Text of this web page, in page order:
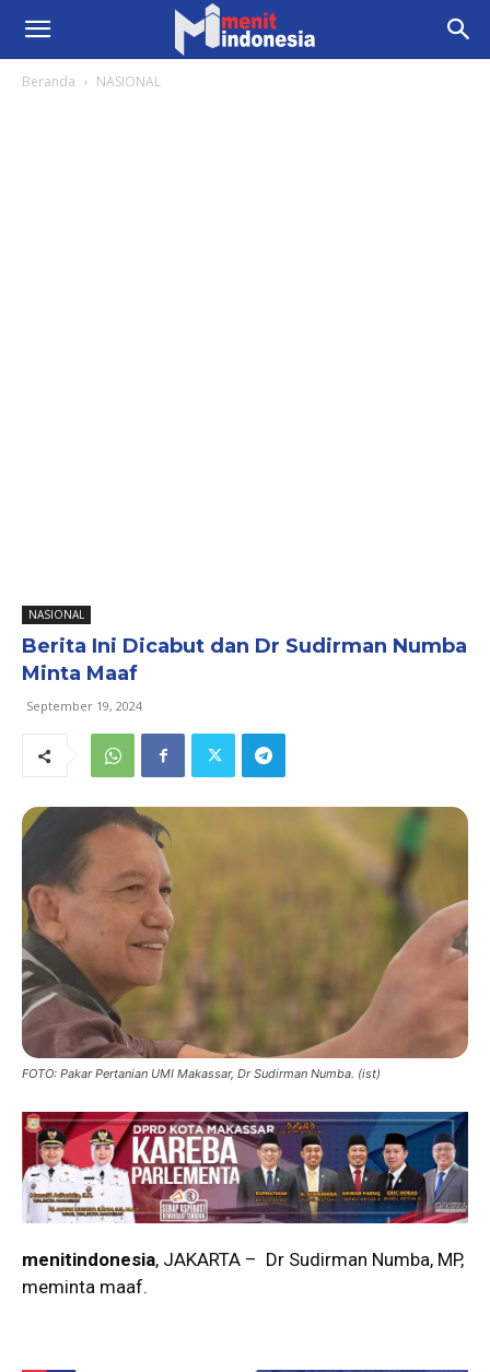
Beranda NASIONAL
NASIONAL
Berita Ini Dicabut dan Dr Sudirman Numba
Minta Maaf
September 19, 2024
FOTO: Pakar Pertanian UMI Makassar, Dr Sudirman Numba. (ist)
menitindonesia, JAKARTA – Dr Sudirman Numba, MP,
meminta maaf.